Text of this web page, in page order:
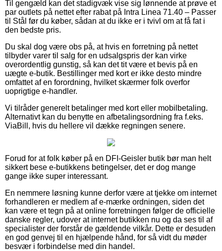
Til gengæld kan det stadigvæk vise sig lønnende at prøve et
par outlets på nettet efter rabat på Intra Linea 71.40 – Passer
til Stål før du køber, sådan at du ikke er i tvivl om at få fat i
den bedste pris.
Du skal dog være obs på, at hvis en forretning på nettet
tilbyder varer til salg for en udsalgspris der kan virke
overordentlig gunstig, så kan det tit være et bevis på en
uægte e-butik. Bestillinger med kort er ikke desto mindre
omfattet af en forordning, hvilket skærmer folk overfor
uoprigtige e-handler.
Vi tilråder generelt betalinger med kort eller mobilbetaling.
Alternativt kan du benytte en afbetalingsordning fra f.eks.
ViaBill, hvis du hellere vil dække regningen senere.
Forud for at folk køber på en DFI-Geisler butik bør man helt
sikkert bese e-butikkens betingelser, det er dog mange
gange ikke super interessant.
En nemmere løsning kunne derfor være at tjekke om internet
forhandleren er medlem af e-mærke ordningen, siden det
kan være et tegn på at online forretningen følger de officielle
danske regler, udover at internet butikken nu og da ses til af
specialister der forstår de gældende vilkår. Dette er desuden
en god genvej til en hjælpende hånd, for så vidt du møder
besvær i forbindelse med din handel.